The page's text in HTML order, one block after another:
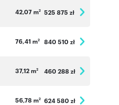
42,07 m2 525 875 zł
76,41 m2 840 510 zł
37,12 m2 460 288 zł
56,78 m2 624 580 zł